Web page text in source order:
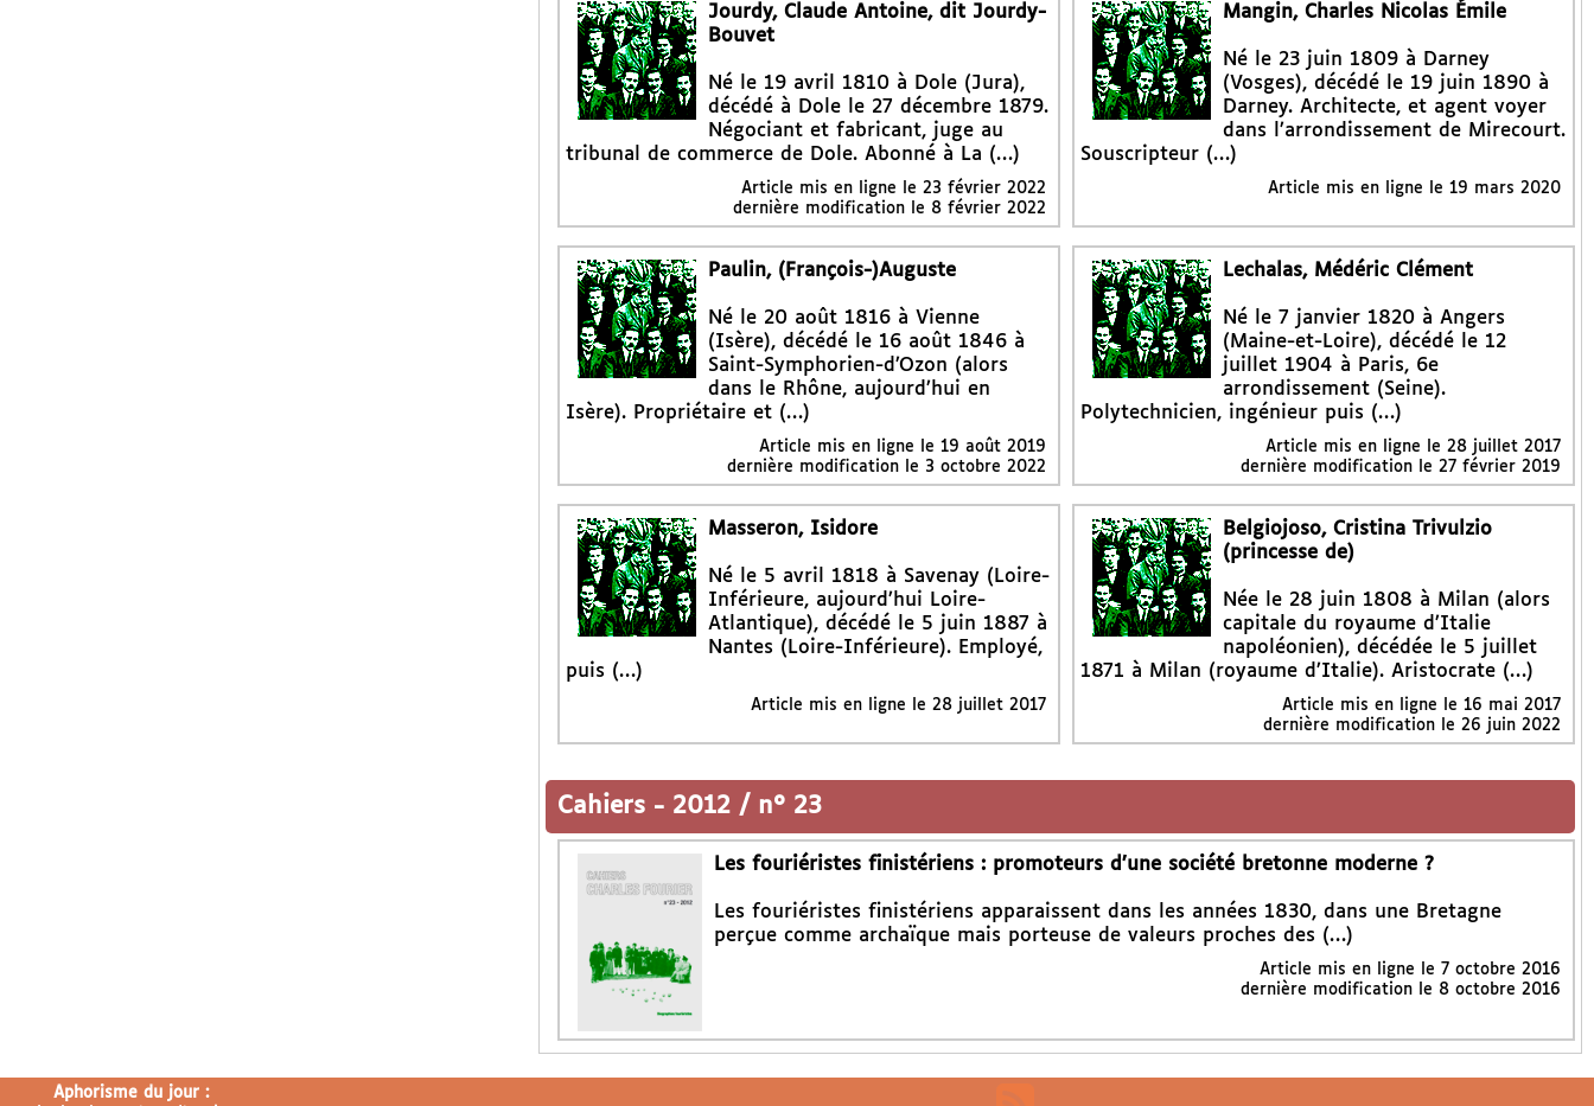
Jourdy, Claude Antoine, dit Jourdy-
Bouvet
Né le 19 avril 1810 à Dole (Jura),
décédé à Dole le 27 décembre 1879.
Négociant et fabricant, juge au
tribunal de commerce de Dole. Abonné à La (…)
Article mis en ligne le 23 février 2022
dernière modification le 8 février 2022
Mangin, Charles Nicolas Émile
Né le 23 juin 1809 à Darney
(Vosges), décédé le 19 juin 1890 à
Darney. Architecte, et agent voyer
dans l’arrondissement de Mirecourt.
Souscripteur (…)
Article mis en ligne le19 mars 2020
Paulin, (François-)Auguste
Né le 20 août 1816 à Vienne
(Isère), décédé le 16 août 1846 à
Saint-Symphorien-d’Ozon (alors
dans le Rhône, aujourd’hui en
Isère). Propriétaire et (…)
Article mis en ligne le 19 août 2019
dernière modification le 3 octobre 2022
Lechalas, Médéric Clément
Né le 7 janvier 1820 à Angers
(Maine-et-Loire), décédé le 12
juillet 1904 à Paris, 6e
arrondissement (Seine).
Polytechnicien, ingénieur puis (…)
Article mis en ligne le28 juillet 2017
dernière modification le 27 février 2019
Masseron, Isidore
Né le 5 avril 1818 à Savenay (Loire-
Inférieure, aujourd’hui Loire-
Atlantique), décédé le 5 juin 1887 à
Nantes (Loire-Inférieure). Employé,
puis (…)
Article mis en ligne le 28 juillet 2017
Belgiojoso, Cristina Trivulzio
(princesse de)
Née le 28 juin 1808 à Milan (alors
capitale du royaume d’Italie
napoléonien), décédée le 5 juillet
1871 à Milan (royaume d’Italie). Aristocrate (…)
Article mis en ligne le16 mai 2017
dernière modification le 26 juin 2022
Cahiers - 2012 / n° 23
Les fouriéristes finistériens : promoteurs d’une société bretonne moderne ?
Les fouriéristes finistériens apparaissent dans les années 1830, dans une Bretagne
perçue comme archaïque mais porteuse de valeurs proches des (…)
Article mis en ligne le 7 octobre 2016
dernière modification le 8 octobre 2016
Aphorisme du jour :